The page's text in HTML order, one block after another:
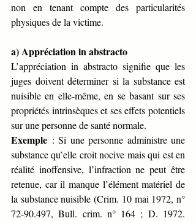
non en tenant compte des particularités
physiques de la victime.
a) Appréciation in abstracto
L’appréciation in abstracto signifie que les
juges doivent déterminer si la substance est
nuisible en elle-même, en se basant sur ses
propriétés intrinsèques et ses effets potentiels
sur une personne de santé normale.
Exemple : Si une personne administre une
substance qu’elle croit nocive mais qui est en
réalité inoffensive, l’infraction ne peut être
retenue, car il manque l’élément matériel de
la substance nuisible (Crim. 10 mai 1972, n°
72-90.497, Bull. crim. n° 164 ; D. 1972.